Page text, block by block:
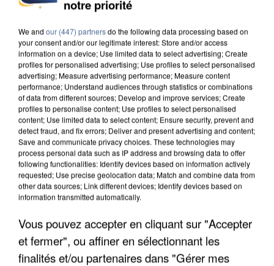
COULÉE DE BOUE EN HAUTE-SAVOIE
LES DONNÉES DE 300 000 CLIENTS DÉROBÉES À
INTERMARCHÉ APRÈS UNE...
notre priorité
We and our (447) partnersdo the following data processing based on
your consent and/or our legitimate interest: Store and/or access
information on a device; Use limited data to select advertising; Create
profiles for personalised advertising; Use profiles to select personalised
advertising; Measure advertising performance; Measure content
performance; Understand audiences through statistics or combinations
of data from different sources; Develop and improve services; Create
profiles to personalise content; Use profiles to select personalised
content; Use limited data to select content; Ensure security, prevent and
detect fraud, and fix errors; Deliver and present advertising and content;
Save and communicate privacy choices. These technologies may
process personal data such as IP address and browsing data to offer
following functionalities: Identify devices based on information actively
requested; Use precise geolocation data; Match and combine data from
other data sources; Link different devices; Identify devices based on
information transmitted automatically.
Vous pouvez accepter en cliquant sur "Accepter
et fermer", ou affiner en sélectionnant les
finalités et/ou partenaires dans "Gérer mes